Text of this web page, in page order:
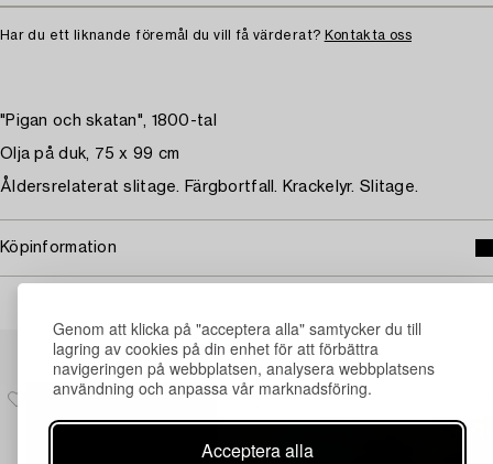
Genom att klicka på "acceptera alla" samtycker du till
lagring av cookies på din enhet för att förbättra
navigeringen på webbplatsen, analysera webbplatsens
användning och anpassa vår marknadsföring.
Acceptera alla
Har du ett liknande föremål du vill få värderat? Kontakta oss
"Pigan och skatan", 1800-tal
Olja på duk, 75 x 99 cm
Åldersrelaterat slitage. Färgbortfall. Krackelyr. Slitage.
Köpinformation
Andra har även tittat på